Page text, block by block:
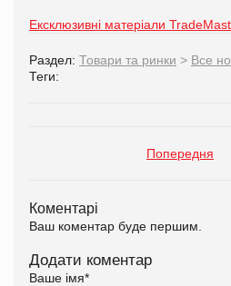
Ексклюзивні матеріали
Раздел: Товари та ринки > Все
Теги:
Попередня
Коментарі
Ваш коментар буде першим.
Додати коментар
Ваше імя*